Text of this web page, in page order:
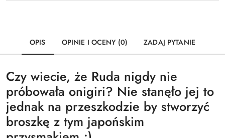
OPIS OPINIE I OCENY (0) ZADAJ PYTANIE
Czy wiecie, że Ruda nigdy nie
próbowała onigiri? Nie stanęło jej to
jednak na przeszkodzie by stworzyć
broszkę z tym japońskim